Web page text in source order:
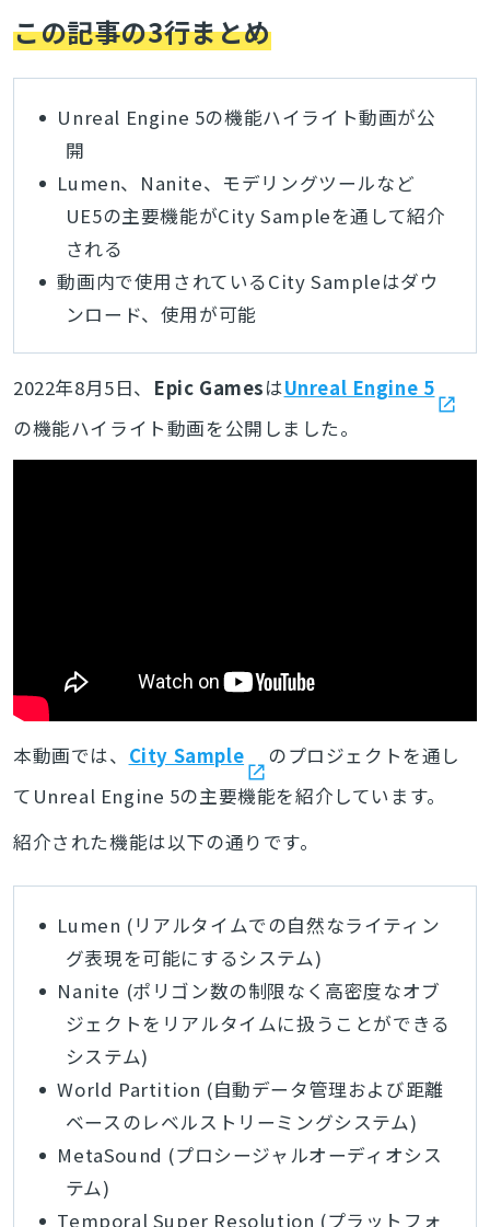
この記事の3行まとめ
Unreal Engine 5の機能ハイライト動画が公
開
Lumen、Nanite、モデリングツールなど
UE5の主要機能がCity Sampleを通して紹介
される
動画内で使用されているCity Sampleはダウ
ンロード、使用が可能
2022年8月5日、 Epic GamesはUnreal Engine 5
の機能ハイライト動画を公開しました。
本動画では、 City Sample
のプロジェクトを通し
てUnreal Engine 5の主要機能を紹介しています。
紹介された機能は以下の通りです。
Lumen (リアルタイムでの自然なライティン
グ表現を可能にするシステム)
Nanite (ポリゴン数の制限なく高密度なオブ
ジェクトをリアルタイムに扱うことができる
システム)
World Partition (自動データ管理および距離
ベースのレベルストリーミングシステム)
MetaSound (プロシージャルオーディオシス
テム)
Temporal Super Resolution (プラットフォ